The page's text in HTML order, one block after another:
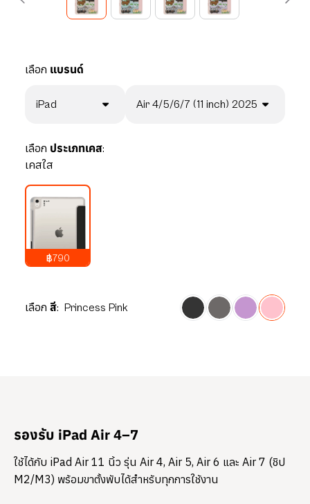
เลือก แบรนด์
iPad Air 4/5/6/7 (11 inch) 2025
เลือก ประเภทเคส:
เคสใส
฿790
เลือก สี: Princess Pink
รองรับ iPad Air 4–7
ใช้ได้กับ iPad Air 11 นิ้ว รุ่น Air 4, Air 5, Air 6 และ Air 7 (ชิป
M2/M3) พร้อมขาตั้งพับได้สำหรับทุกการใช้งาน